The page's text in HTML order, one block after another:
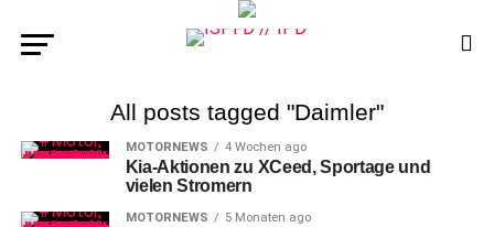
All posts tagged "Daimler"
MOTORNEWS 4 Wochen ago
Kia-Aktionen zu XCeed, Sportage und
vielen Stromern
MOTORNEWS 5 Monaten ago